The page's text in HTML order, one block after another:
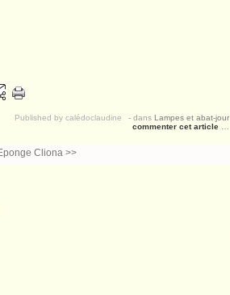
Published by calédoclaudine - dans Lampes et abat-jour
commenter cet article
Cliona >>